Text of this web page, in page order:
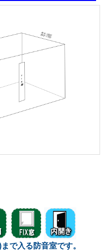
ナサール
他防音室
済みリスト
の違いを体験
い合わせ
で入る防音室です。